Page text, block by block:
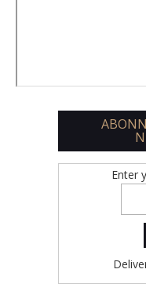
Enter